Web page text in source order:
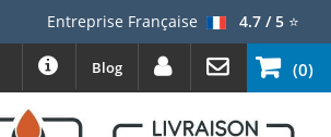
Entreprise Française 4.7 / 5⭐
(0)
Blog